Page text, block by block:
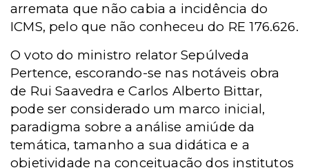
arremata que não cabia a incidência do
ICMS, pelo que não conheceu do RE 176.626.
O voto do ministro relator Sepúlveda
Pertence, escorando-se nas notáveis obra
de Rui Saavedra e Carlos Alberto Bittar,
pode ser considerado um marco inicial,
paradigma sobre a análise amiúde da
temática, tamanho a sua didática e a
objetividade na conceituação dos institutos